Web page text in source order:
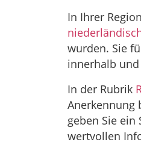
In Ihrer
wurden. Sie
innerhalb
In der Rubrik
Anerkennung
geben Sie ein
wertvollen